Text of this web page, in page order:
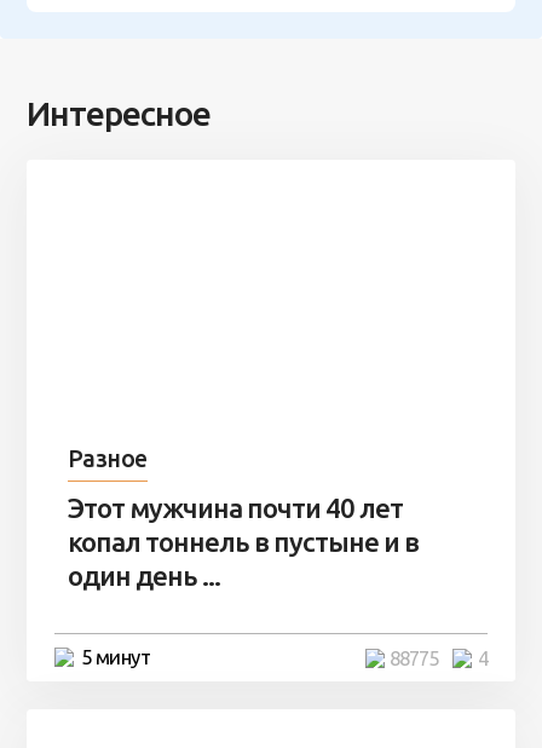
Интересное
Разное
Этот мужчина почти 40 лет
копал тоннель в пустыне и в
один день ...
5 минут 4
88775